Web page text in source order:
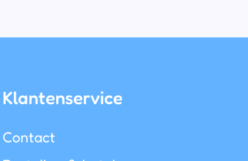
Klantenservice
Contact